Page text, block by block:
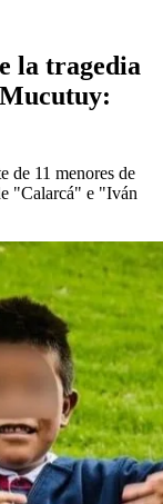
la tragedia
de 11 menores de
"Calarcá" e "Iván